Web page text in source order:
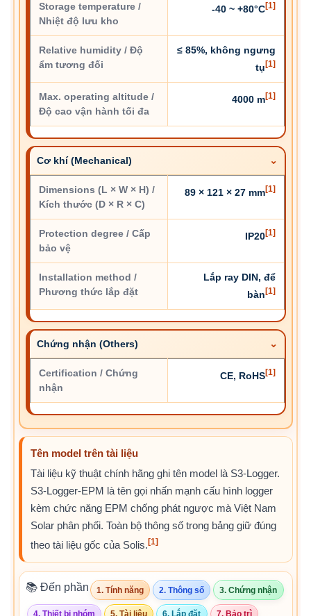
Storage temperature /
Nhiệt độ lưu kho
-40 ~ +80°C[1]
Relative humidity / Độ
ẩm tương đối
≤ 85%, không ngưng
tụ [1]
Max. operating altitude /
Độ cao vận hành tối đa
4000 m[1]
Cơ khí (Mechanical)
Dimensions (L × W × H) /
Kích thước (D × R × C)
89 × 121 × 27 mm[1]
Protection degree / Cấp
bảo vệ
IP20[1]
Installation method /
Phương thức lắp đặt
Lắp ray DIN, để
bàn [1]
Chứng nhận (Others)
Certification / Chứng
nhận
CE, RoHS[1]
Tên model trên tài liệu
Tài liệu kỹ thuật chính hãng ghi tên model là S3-Logger.
S3-Logger-EPM là tên gọi nhấn mạnh cấu hình logger
kèm chức năng EPM chống phát ngược mà Việt Nam
Solar phân phối. Toàn bộ thông số trong bảng giữ đúng
theo tài liệu gốc của Solis.[1]
📚 Đến phần 1. Tính năng 2. Thông số 3. Chứng nhận
4. Thiết bị nhóm 5. Tài liệu 6. Lắp đặt 7. Bảo trì